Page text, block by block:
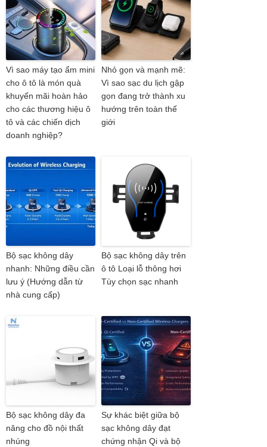
Vì sao máy tạo ẩm mini
cho ô tô là món quà
khuyến mãi hoàn hảo
cho các thương hiệu ô
tô và các chiến dịch
doanh nghiệp?
Nhỏ gọn và mạnh mẽ:
Vì sao sạc du lịch gập
gọn đang trở thành xu
hướng trên toàn thế
giới
Bộ sạc không dây
nhanh: Những điều cần
lưu ý (Hướng dẫn từ
nhà cung cấp)
Bộ sạc không dây trên
ô tô Loại lỗ thông hơi
Tùy chọn sạc nhanh
Bộ sạc không dây đa
năng cho đồ nội thất
nhúng
Sự khác biệt giữa bộ
sạc không dây đạt
chứng nhận Qi và bộ